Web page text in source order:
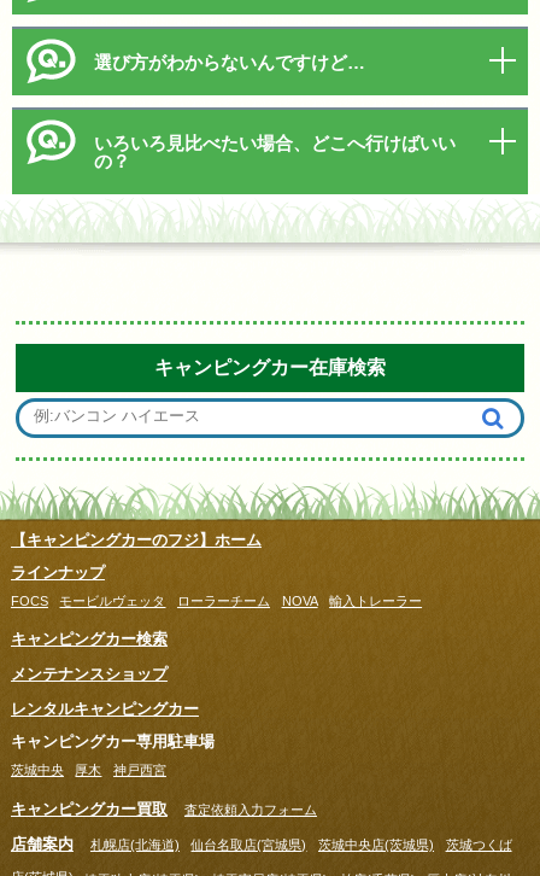
選び方がわからないんですけど…
いろいろ見比べたい場合、どこへ行けばいい
の？
キャンピングカー在庫検索
【キャンピングカーのフジ】ホーム
ラインナップ
FOCS モービルヴェッタ ローラーチーム NOVA 輸入トレーラー
キャンピングカー検索
メンテナンスショップ
レンタルキャンピングカー
キャンピングカー専用駐車場
茨城中央 厚木 神戸西宮
キャンピングカー買取 査定依頼入力フォーム
店舗案内 札幌店(北海道) 仙台名取店(宮城県) 茨城中央店(茨城県) 茨城つくば